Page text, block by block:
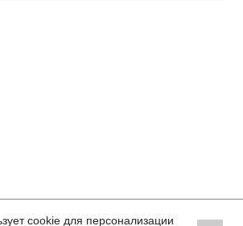
cookie для персонализации